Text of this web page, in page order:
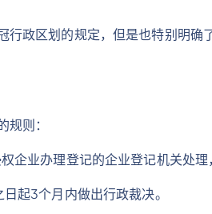
行政区划的规定，但是也特别明
则：
企业办理登记的企业登记机关处
起3个月内做出行政裁决。